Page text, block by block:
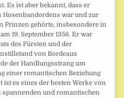
Es ist aber bekannt, dass er
war und zur
Prinzen gehörte, insbesondere in
19. September 1356. Er war
des Fürsten und der
von Bordeaux
der Handlungsstrang um
einer romantischen Beziehung
ist es eines der besten Werke von
spannenden und romantischen